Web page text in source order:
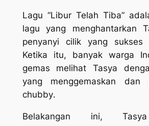
Lagu “Libur Telah Tiba”
lagu yang menghantarkan
penyanyi cilik yang sukses
Ketika itu, banyak warga
gemas melihat Tasya
yang menggemaskan dan
chubby.
Belakangan ini,